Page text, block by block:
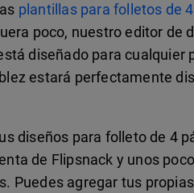
plantillas para folletos de
poco, nuestro editor de
diseñado para cualquier
estará perfectamente
diseños para folleto de 4
de Flipsnack y unos
Puedes agregar tus